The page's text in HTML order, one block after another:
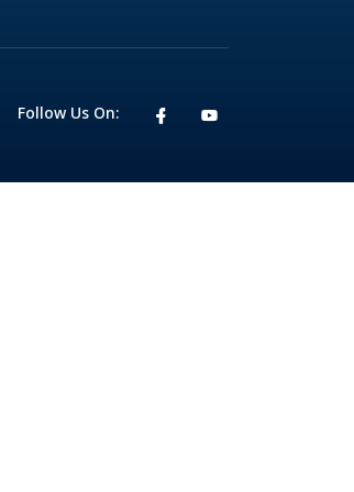
Follow Us On: